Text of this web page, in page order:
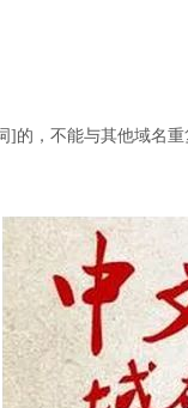
，不能与其他域名重